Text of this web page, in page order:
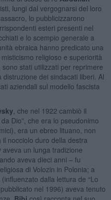
lungi dal vergognarsi del loro
lo pubblicizzarono
esteri presenti nel
e lo scempio generale a
ebraica hanno predicato una
religioso e superiorità
stati utilizzati per reprimere
dei sindacati liberi. Al
aziendali sul modello fascista
, che nel 1922 cambiò il
da Dio”, che era lo pseudonimo
era un ebreo lituano, non
nocciolo duro della destra
aveva un lunga tradizione
aveva dieci anni – fu
di Volozin in Polonia; a
dalla lettura de “Lo
, pubblicato nel 1996) aveva tenuto